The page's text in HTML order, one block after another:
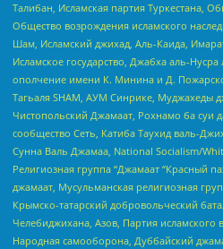
Талибан, Исламская партия Туркестана,
Общество возрождения исламского
Шам, Исламский джихад, Аль-Каида,
Исламское государство, Джабха аль-
ополчение имени К. Минина и Д.
Тагьаля SHAM, АУМ Синрике, Муджахеды
Чистопольский Джамаат, Рохнамо ба суи
сообщество Сеть, Катиба Таухид валь-
Сунна Валь Джамаа, National Socialism/
Религиозная группа “Джамаат “Красный
джамаат, Мусульманская религиозная
Крымско-татарский добровольческий
Челебиджихана, Азов, Партия исламского
Народная самооборона, Дуббайский